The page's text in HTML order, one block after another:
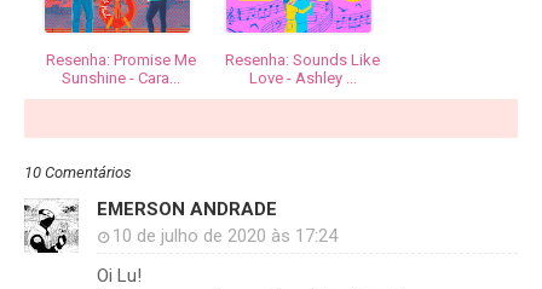
Resenha: Promise Me
Sunshine - Cara...
Resenha: Sounds Like
Love - Ashley ...
10 Comentários
EMERSON ANDRADE
10 de julho de 2020 às 17:24
Oi Lu!